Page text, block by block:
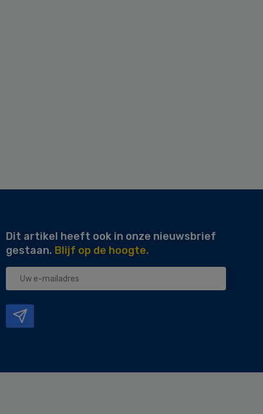
Dit artikel heeft ook in onze nieuwsbrief
gestaan. Blijf op de hoogte.
Uw